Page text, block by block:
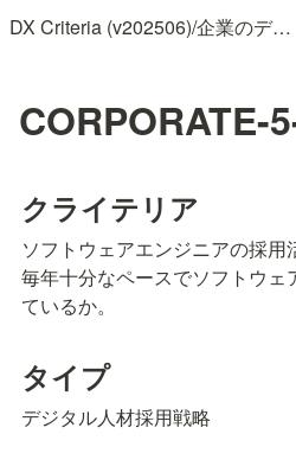
DX Criteria (v202506)/企業のデジタル化とソフトウェア活用のためのガイドライン
CORPORATE-
クライテリア
ソフトウェアエンジニアの採用
毎年十分なペースでソフトウェ
ているか。
タイプ
デジタル人材採用戦略